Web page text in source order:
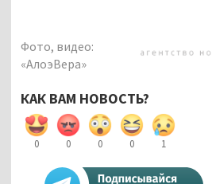
Фото, видео:
«АлоэВера»
КАК ВАМ НОВОСТЬ?
0 0 0 0 1